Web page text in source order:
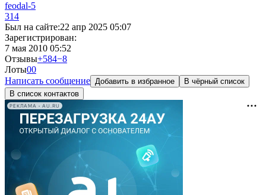
feodal-5
314
Был на сайте:22 апр 2025 05:07
Зарегистрирован:
7 мая 2010 05:52
Отзывы+584−8
Лоты00
Написать сообщение Добавить в избранное
В чёрный список
В список контактов
РЕКЛАМА • AU.RU